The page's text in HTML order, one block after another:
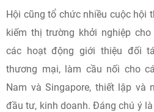
Hội cũng tổ chức nhiều cuộc hội
kiếm thị trường khởi nghiệp
các hoạt động giới thiệu đối
thương mại, làm cầu nối cho
Nam và Singapore, thiết lập và
đầu tư, kinh doanh. Đáng chú ý